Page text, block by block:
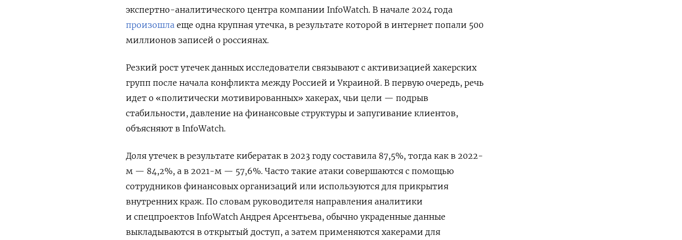
экспертно-аналитического центра компании InfoWatch. В начале 2024 года
произошла еще одна крупная утечка, в результате которой в интернет попали 500
миллионов записей о россиянах.
Резкий рост утечек данных исследователи связывают с активизацией хакерских
групп после начала конфликта между Россией и Украиной. В первую очередь, речь
идет о «политически мотивированных» хакерах, чьи цели — подрыв
стабильности, давление на финансовые структуры и запугивание клиентов,
объясняют в InfoWatch.
Доля утечек в результате кибератак в 2023 году составила 87,5%, тогда как в 2022-
м — 84,2%, а в 2021-м — 57,6%. Часто такие атаки совершаются с помощью
сотрудников финансовых организаций или используются для прикрытия
внутренних краж. По словам руководителя направления аналитики
и спецпроектов InfoWatch Андрея Арсентьева, обычно украденные данные
выкладываются в открытый доступ, а затем применяются хакерами для